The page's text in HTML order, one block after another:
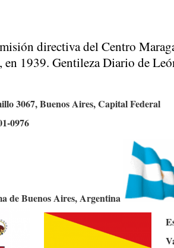
directiva del Centro
en 1939. Gentileza Diario de
3067, Buenos Aires, Capital Federal
0976
de Buenos Aires, Argentina